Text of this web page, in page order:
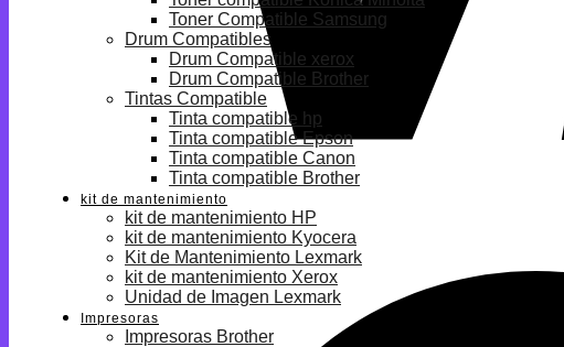
Toner Compatible Samsung
Drum Compatibles
Drum Compatible xerox
Drum Compatible Brother
Tintas Compatible
Tinta compatible hp
Tinta compatible Epson
Tinta compatible Canon
Tinta compatible Brother
kit de mantenimiento
kit de mantenimiento HP
kit de mantenimiento Kyocera
Kit de Mantenimiento Lexmark
kit de mantenimiento Xerox
Unidad de Imagen Lexmark
Impresoras
Impresoras Brother